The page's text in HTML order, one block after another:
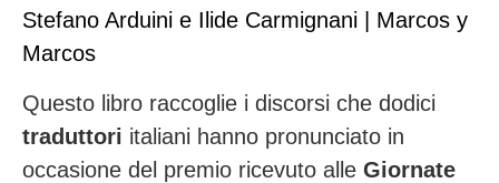
Stefano Arduini e Ilide Carmignani | Marcos y
Marcos
Questo libro raccoglie i discorsi che dodici
traduttori italiani hanno pronunciato in
occasione del premio ricevuto alle Giornate